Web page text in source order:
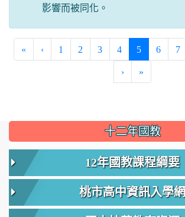
影響而被同化。
« ‹ 1 2 3 4 5(current)
6 7
› »
::: 十二年國教
12年國教課程綱要
桃市高中資訊入學網